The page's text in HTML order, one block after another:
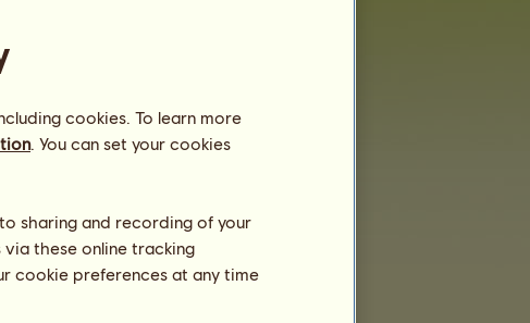
Informacja
Pokrycia: 6
cookies. To learn more
. You can set your cookies
sharing and recording of your
these online tracking
cookie preferences at any time